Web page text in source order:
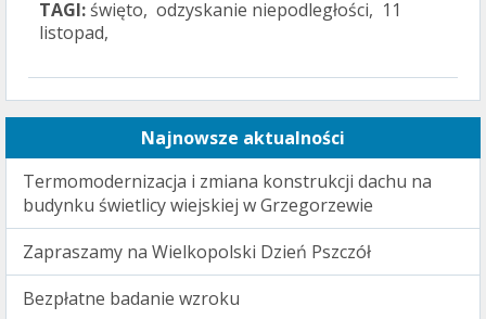
TAGI: święto, odzyskanie niepodległości, 11
listopad,
Najnowsze aktualności
Termomodernizacja i zmiana konstrukcji dachu na
budynku świetlicy wiejskiej w Grzegorzewie
Zapraszamy na Wielkopolski Dzień Pszczół
Bezpłatne badanie wzroku